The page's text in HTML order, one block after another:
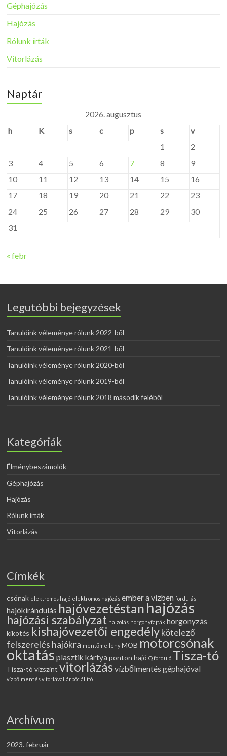
Géphajózás
Hajózás
Rólunk írták
Vitorlázás
Naptár
2026. augusztus
h
K s c p s
v
1
2
3
4 5 6 7 8
9
10
11 12 13 14 15
16
17
18 19 20 21 22
23
24
25 26 27 28 29
30
31
« febr
Legutóbbi bejegyzések
Tanulóink véleménye rólunk 2022-ből
Tanulóink véleménye rólunk 2021-ből
Tanulóink véleménye rólunk 2020-ból
Tanulóink véleménye rólunk 2019-ből
Tanulóink véleménye rólunk 2018 második feléből
Kategóriák
Élménybeszámolók
Géphajózás
Hajózás
Rólunk írták
Vitorlázás
Címkék
csónak elektromos hajó elektromos hajózás ember a vízben fordulás
hajókirándulás hajóvezetéstan hajózás
hajózási szabályzat halzolás horgonyfajták horgonyzás
kikötés kishajóvezetői engedélykötelező
felszerelés hajókra mentőmellény MOB motorcsónak
oktatás plasztik kártya ponton hajó Q forduló Tisza-tó
Tisza-tó vízszint vitorlázásvízbőlmentés géphajóval
vízbőlmentés vitorlával árbóc állító
Archívum
2023. február